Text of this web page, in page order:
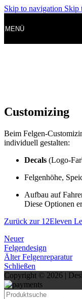
Skip to navigation Skip
MENÜ
Customizing
Beim Felgen-
individuell gestalten:
Decals (Logo-
Felgenhöhe,
Aufbau auf
Diese Optionen
Zurück zur 12Eleven
Neuer
Felgendesign
Älter Felgenreparatur
Schließen
Copyright © 2026 |